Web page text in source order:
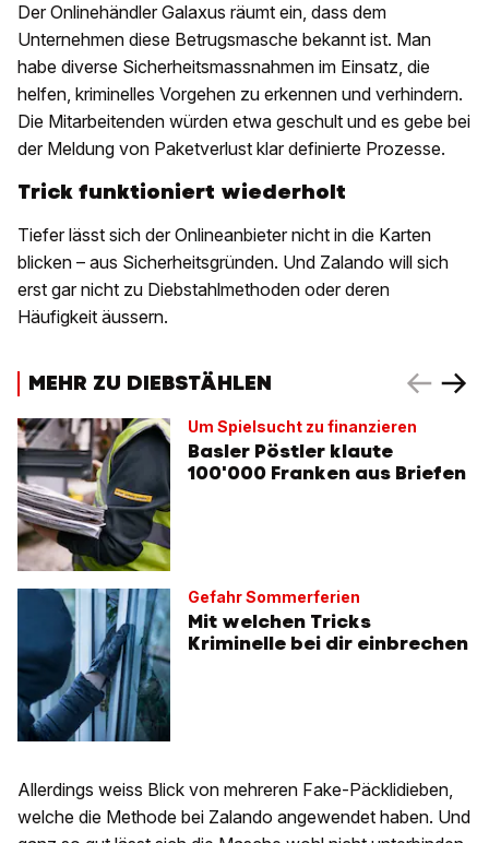
Der Onlinehändler Galaxus räumt ein, dass dem
Unternehmen diese Betrugsmasche bekannt ist. Man
habe diverse Sicherheitsmassnahmen im Einsatz, die
helfen, kriminelles Vorgehen zu erkennen und verhindern.
Die Mitarbeitenden würden etwa geschult und es gebe bei
der Meldung von Paketverlust klar definierte Prozesse.
Trick funktioniert wiederholt
Tiefer lässt sich der Onlineanbieter nicht in die Karten
blicken – aus Sicherheitsgründen. Und Zalando will sich
erst gar nicht zu Diebstahlmethoden oder deren
Häufigkeit äussern.
MEHR ZU DIEBSTÄHLEN
Um Spielsucht zu finanzieren
Basler Pöstler klaute
100'000 Franken aus Briefen
Gefahr Sommerferien
Mit welchen Tricks
Kriminelle bei dir einbrechen
Allerdings weiss Blick von mehreren Fake-Päcklidieben,
welche die Methode bei Zalando angewendet haben. Und